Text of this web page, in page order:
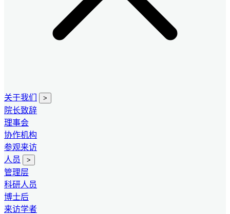
关于我们 >
院长致辞
理事会
协作机构
参观来访
人员
>
管理层
科研人员
博士后
来访学者